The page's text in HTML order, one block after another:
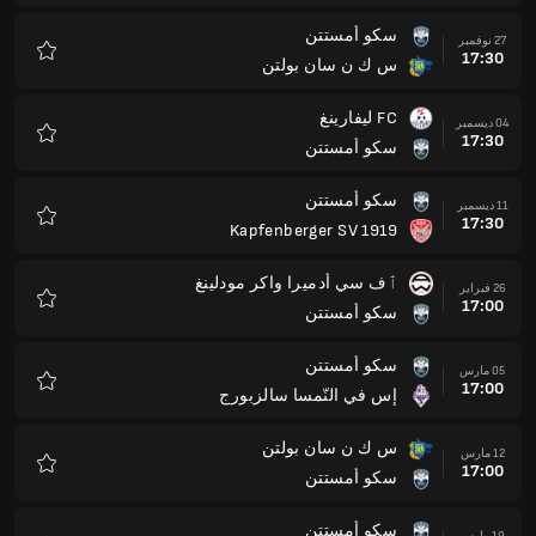
27 نوفمبر
17:30
سكو أمستتن
س ك ن سان بولتن
04 ديسمبر
17:30
FC ليفارينغ
سكو أمستتن
11 ديسمبر
17:30
سكو أمستتن
Kapfenberger SV 1919
26 فبراير
17:00
ٱف سي أدميرا واكر مودلينغ
سكو أمستتن
05 مارس
17:00
سكو أمستتن
إس في النّمسا سالزبورج
12 مارس
17:00
س ك ن سان بولتن
سكو أمستتن
سكو أمستتن